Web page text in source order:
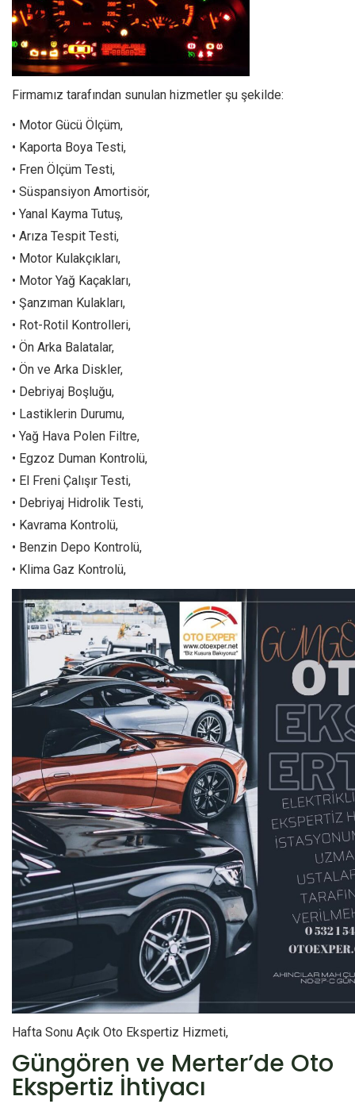
Firmamız tarafından sunulan hizmetler şu şekilde:
• Motor Gücü Ölçüm,
• Kaporta Boya Testi,
• Fren Ölçüm Testi,
• Süspansiyon Amortisör,
• Yanal Kayma Tutuş,
• Arıza Tespit Testi,
• Motor Kulakçıkları,
• Motor Yağ Kaçakları,
• Şanzıman Kulakları,
• Rot-Rotil Kontrolleri,
• Ön Arka Balatalar,
• Ön ve Arka Diskler,
• Debriyaj Boşluğu,
• Lastiklerin Durumu,
• Yağ Hava Polen Filtre,
• Egzoz Duman Kontrolü,
• El Freni Çalışır Testi,
• Debriyaj Hidrolik Testi,
• Kavrama Kontrolü,
• Benzin Depo Kontrolü,
• Klima Gaz Kontrolü,
Hafta Sonu Açık Oto Ekspertiz Hizmeti,
Güngören ve Merter’de Oto
Ekspertiz İhtiyacı